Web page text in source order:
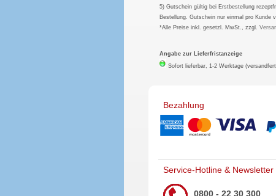
5) Gutschein gültig bei Erstbestellung
Bestellung. Gutschein nur einmal pro Kunde
*Alle Preise inkl. gesetzl. MwSt., zzgl.
Angabe zur Lieferfristanzeige
Sofort lieferbar, 1-2 Werktage
Bezahlung
Service-Hotline & Newsletter
0800 - 22 30 300